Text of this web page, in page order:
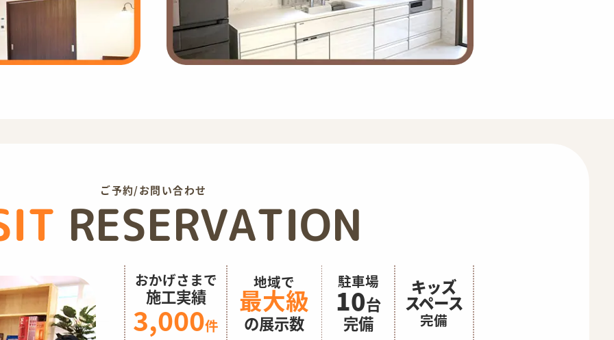
ご予約/お問い合わせ
RESERVATION
おかげさまで
施工実績
3,000件
地域で
最大級
の展示数
駐車場
10台
完備
キッズ
スペース
完備